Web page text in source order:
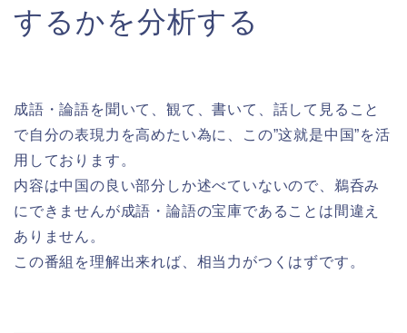
するかを分析する
成語・論語を聞いて、観て、書いて、話して見ること
で自分の表現力を高めたい為に、この”这就是中国”を活
用しております。
内容は中国の良い部分しか述べていないので、鵜呑み
にできませんが成語・論語の宝庫であることは間違え
ありません。
この番組を理解出来れば、相当力がつくはずです。